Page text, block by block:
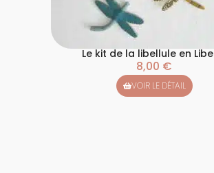
Le kit de la libellule en
8,00 €
VOIR LE DÉTAIL